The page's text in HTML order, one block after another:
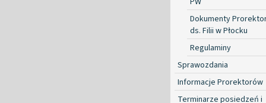
Dokumenty
ds. Filii w Płocku
Regulaminy
Sprawozdania
Informacje Prorektorów
Terminarze posiedzeń i